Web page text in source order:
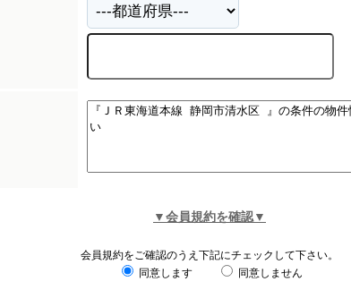
▼会員規約を確認▼
会員規約をご確認のうえ下記にチェックして下さい。
同意します
同意しません